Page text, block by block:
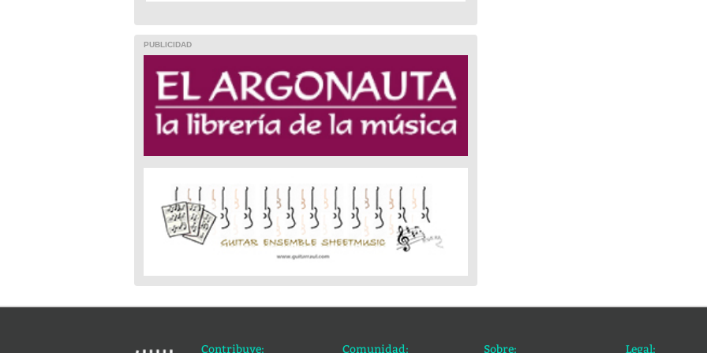
PUBLICIDAD
Contribuye: Comunidad: Sobre: Legal: